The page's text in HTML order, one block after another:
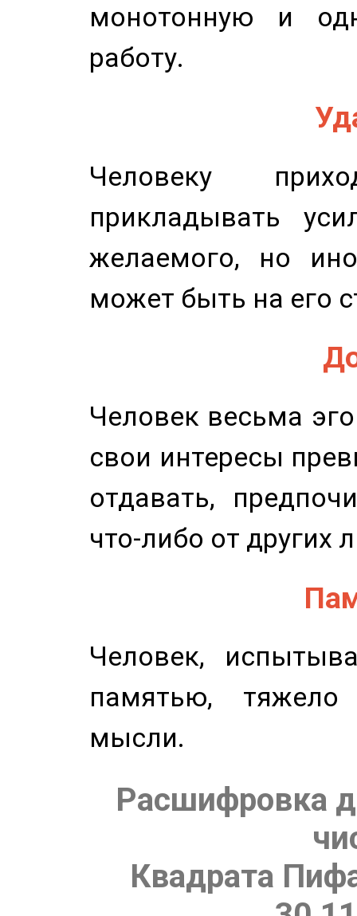
монотонную и
работу.
Человеку
прикладывать
желаемого, но
может быть на его
Человек весьма
свои интересы
отдавать,
что-либо от других
Человек,
памятью,
мысли.
Расшифровка
Квадрата